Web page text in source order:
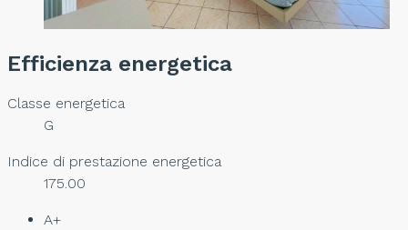
Efficienza energetica
Classe energetica
G
Indice di prestazione energetica
175.00
A+